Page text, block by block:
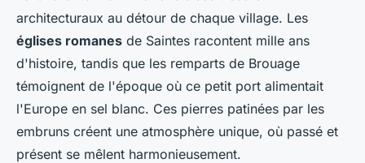
architecturaux au détour de chaque village. Les
églises romanes de Saintes racontent mille ans
d'histoire, tandis que les remparts de Brouage
témoignent de l'époque où ce petit port alimentait
l'Europe en sel blanc. Ces pierres patinées par les
embruns créent une atmosphère unique, où passé et
présent se mêlent harmonieusement.